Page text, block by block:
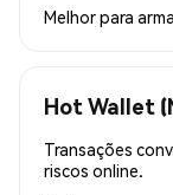
Melhor para
Hot Wallet
Transações
riscos online.